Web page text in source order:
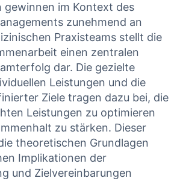
gewinnen⁤ im Kontext⁢ des
zunehmend⁣ an
Praxisteams stellt die
​einen zentralen
dar. Die gezielte
Leistungen und die
Ziele‍ tragen ⁣dazu bei, ‍die
Leistungen zu optimieren
zu stärken. ‌Dieser
theoretischen Grundlagen
Implikationen der
⁢und ​Zielvereinbarungen